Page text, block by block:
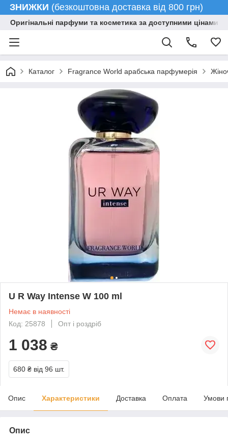
ЗНИЖКИ (безкоштовна доставка від 800 грн)
Оригінальні парфуми та косметика за доступними цінами
Каталог Fragrance World арабська парфумерія
U R Way Intense W 100 ml
Немає в наявності
Код: 25878
Опт і роздріб
1 038 ₴
680 ₴ від 96 шт.
Опис Характеристики Доставка Оплата Умови
Опис